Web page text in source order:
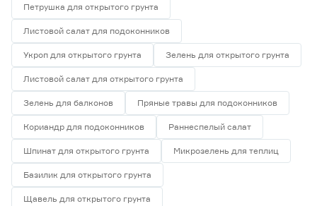
Петрушка для открытого грунта
Листовой салат для подоконников
Укроп для открытого грунта Зелень для открытого грунта
Листовой салат для открытого грунта
Зелень для балконов Пряные травы для подоконников
Кориандр для подоконников Раннеспелый салат
Шпинат для открытого грунта Микрозелень для теплиц
Базилик для открытого грунта
Щавель для открытого грунта